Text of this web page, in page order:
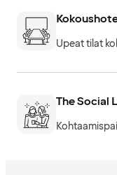
Upeat tilat
The Social